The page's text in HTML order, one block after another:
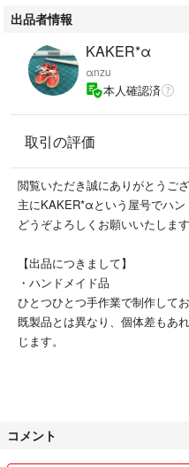
出品者情報
KAKER*α
αnzu
本人確認済
取引の評価
閲覧いただき誠にありがとうござ
主にKAKER*αという屋号でハン
どうぞよろしくお願いいたします
【出品につきまして】
・ハンドメイド品
ひとつひとつ手作業で制作してお
既製品とは異なり、個体差もあ
じます。
コメント